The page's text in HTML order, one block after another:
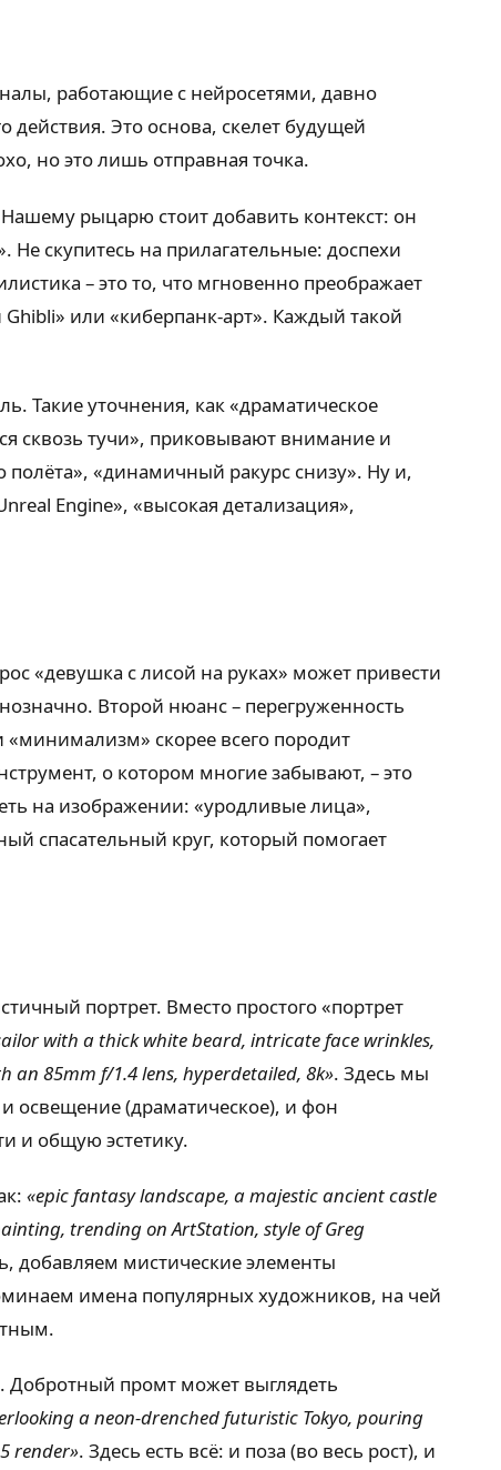
работающие с нейросетями, давно
действия. Это основа, скелет будущей
но это лишь отправная точка.
рыцарю стоит добавить контекст: он
скупитесь на прилагательные: доспехи
– это то, что мгновенно преображает
или «киберпанк-арт». Каждый такой
Такие уточнения, как «драматическое
сквозь тучи», приковывают внимание и
полёта», «динамичный ракурс снизу». Ну и,
Engine», «высокая детализация»,
«девушка с лисой на руках» может привести
Второй нюанс – перегруженность
скорее всего породит
о котором многие забывают, – это
на изображении: «уродливые лица»,
спасательный круг, который помогает
портрет. Вместо простого «портрет
with a thick white beard, intricate face wrinkles,
85mm f/1.4 lens, hyperdetailed, 8k». Здесь мы
освещение (драматическое), и фон
и общую эстетику.
«epic fantasy landscape, a majestic ancient castle
trending on ArtStation, style of Greg
добавляем мистические элементы
имена популярных художников, на чей
Добротный промт может выглядеть
a neon-drenched futuristic Tokyo, pouring
render». Здесь есть всё: и поза (во весь рост), и